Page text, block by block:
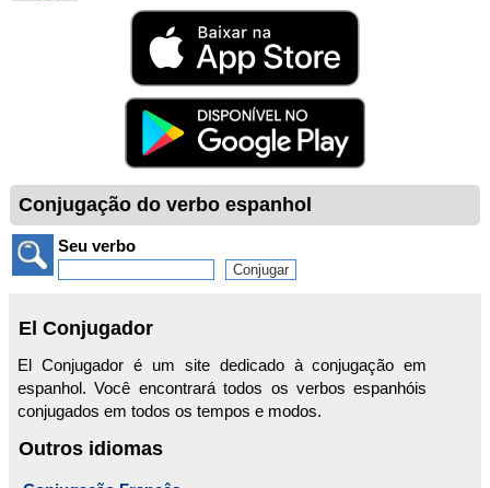
Conjugação do verbo espanhol
Seu verbo
El Conjugador
El Conjugador é um site dedicado à conjugação em
espanhol. Você encontrará todos os verbos espanhóis
conjugados em todos os tempos e modos.
Outros idiomas